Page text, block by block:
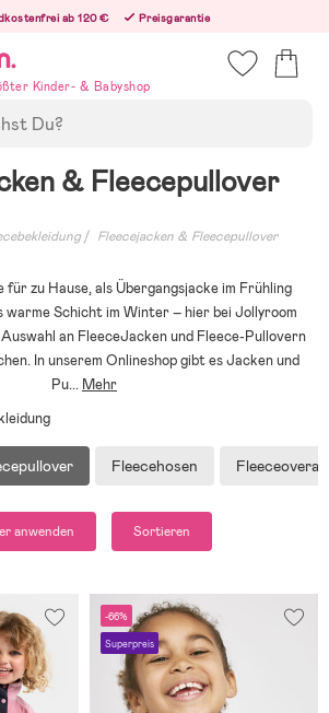
ab 120 €
Preisgarantie
dann versenden wir direkt nach dem Feiertag
Kinder- & Babyshop
& Fleecepullover
Fleecejacken & Fleecepullover
für zu Hause, als Übergangsjacke im Frühling
warme Schicht im Winter – hier bei Jollyroom
an FleeceJacken und Fleece-Pullovern
In unserem Onlineshop gibt es Jacken und
Pu... Mehr
Fleecehosen
anwenden Sortieren
-66%
Superpreis